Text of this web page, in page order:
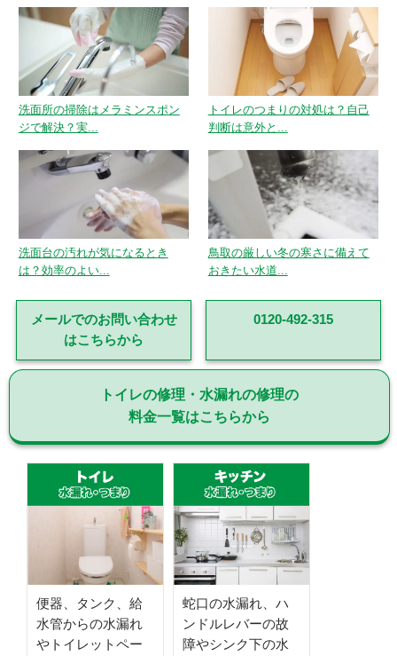
洗面所の掃除はメラミンスポン
ジで解決？実...
トイレのつまりの対処は？自己
判断は意外と...
洗面台の汚れが気になるとき
は？効率のよい...
鳥取の厳しい冬の寒さに備えて
おきたい水道...
メールでのお問い合わせ
はこちらから
0120-492-315
トイレの修理・水漏れの修理の
料金一覧はこちらから
便器、タンク、給
水管からの水漏れ
やトイレットペー
蛇口の水漏れ、ハ
ンドルレバーの故
障やシンク下の水